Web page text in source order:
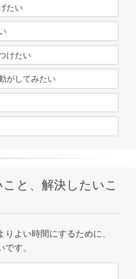
たい
けたい
がしてみたい
と、解決したいこ
よい時間にするために、
す。